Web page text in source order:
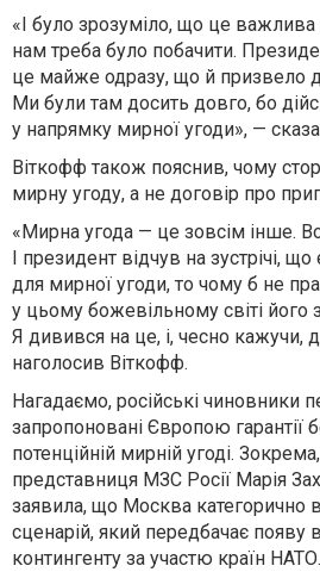
«І було зрозуміло, що це важлива
нам треба було побачити.
це майже одразу, що й призвело до
Ми були там досить довго, бо
у напрямку мирної угоди», —
Віткофф також пояснив, чому
мирну угоду, а не договір про
«Мирна угода — це зовсім інше.
І президент відчув на зустрічі,
для мирної угоди, то чому б не
у цьому божевільному світі його
Я дивився на це, і, чесно кажучи,
наголосив Віткофф.
Нагадаємо, російські чиновники
запропоновані Європою гарантії
потенційній мирній угоді.
представниця МЗС Росії Марія
заявила, що Москва категорично
сценарій, який передбачає появу
контингенту за участю країн НАТО.